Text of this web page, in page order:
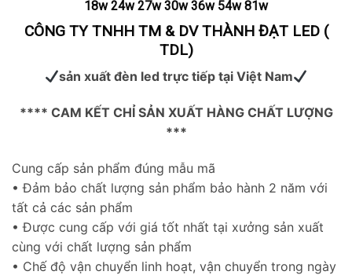
18w 24w 27w 30w 36w 54w 81w
CÔNG TY TNHH TM & DV THÀNH ĐẠT LED (
TDL)
sản xuất đèn led trực tiếp tại Việt Nam
**** CAM KẾT CHỈ SẢN XUẤT HÀNG CHẤT LƯỢNG
***
Cung cấp sản phẩm đúng mẫu mã
• Đảm bảo chất lượng sản phẩm bảo hành 2 năm với
tất cả các sản phẩm
• Được cung cấp với giá tốt nhất tại xưởng sản xuất
cùng với chất lượng sản phẩm
• Chế độ vận chuyển linh hoạt, vận chuyển trong ngày